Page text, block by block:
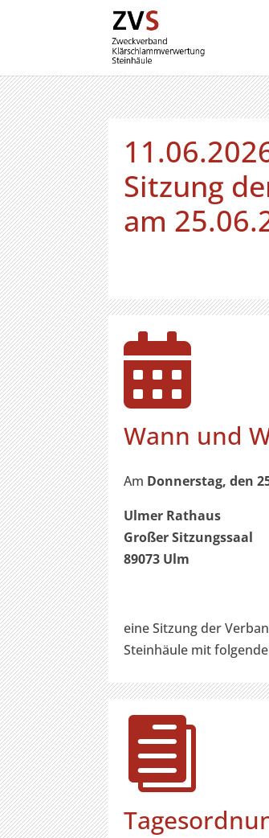
Sitzung
am

Wann und
Am Donnerstag, den
Ulmer Rathaus
Großer Sitzungssaal
89073 Ulm
eine Sitzung der
Steinhäule mit
